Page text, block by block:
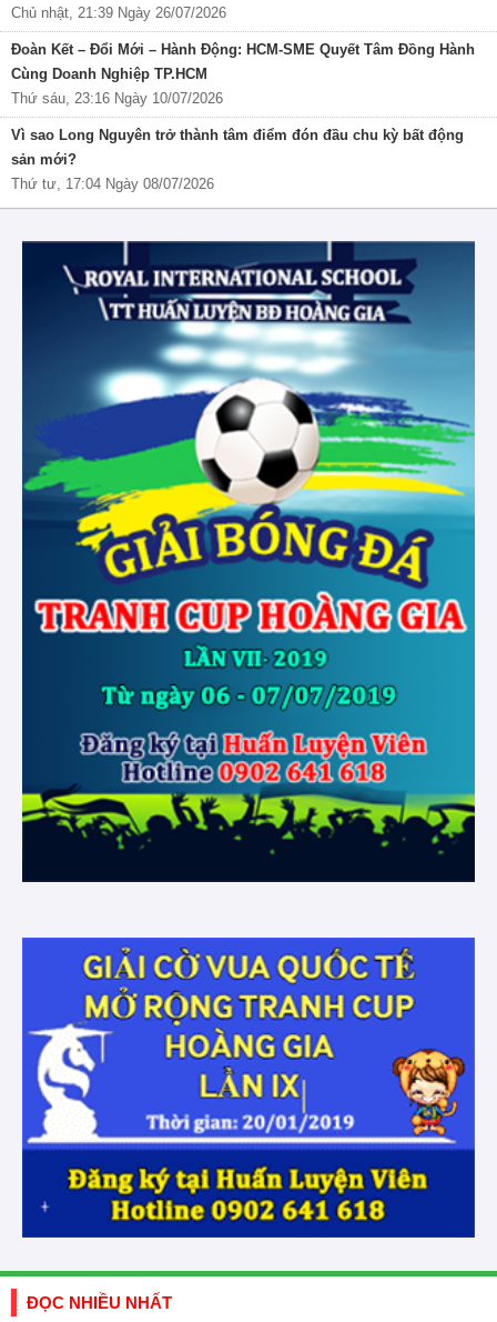
Chủ nhật, 21:39 Ngày 26/07/2026
Đoàn Kết – Đổi Mới – Hành Động: HCM-SME Quyết Tâm Đồng Hành
Cùng Doanh Nghiệp TP.HCM
Thứ sáu, 23:16 Ngày 10/07/2026
Vì sao Long Nguyên trở thành tâm điểm đón đầu chu kỳ bất động
sản mới?
Thứ tư, 17:04 Ngày 08/07/2026
ĐỌC NHIỀU NHẤT